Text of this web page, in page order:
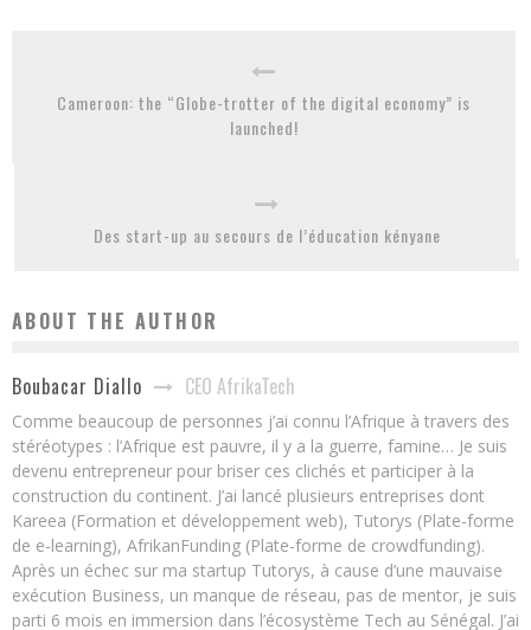
Cameroon: the “Globe-trotter of the digital economy” is
launched!
Des start-up au secours de l’éducation kényane
ABOUT THE AUTHOR
Boubacar Diallo CEO AfrikaTech
Comme beaucoup de personnes j’ai connu l’Afrique à travers des
stéréotypes : l’Afrique est pauvre, il y a la guerre, famine… Je suis
devenu entrepreneur pour briser ces clichés et participer à la
construction du continent. J’ai lancé plusieurs entreprises dont
Kareea (Formation et développement web), Tutorys (Plate-forme
de e-learning), AfrikanFunding (Plate-forme de crowdfunding).
Après un échec sur ma startup Tutorys, à cause d’une mauvaise
exécution Business, un manque de réseau, pas de mentor, je suis
parti 6 mois en immersion dans l’écosystème Tech au Sénégal. J’ai